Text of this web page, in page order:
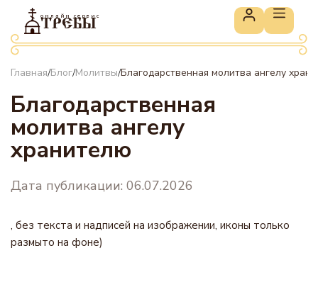
онлайн сервис
ТРЕБЫ
Главная/Блог/Молитвы/Благодарственная молитва ангелу
Благодарственная
молитва ангелу
хранителю
Дата публикации: 06.07.2026
, без текста и надписей на изображении, иконы только
размыто на фоне)